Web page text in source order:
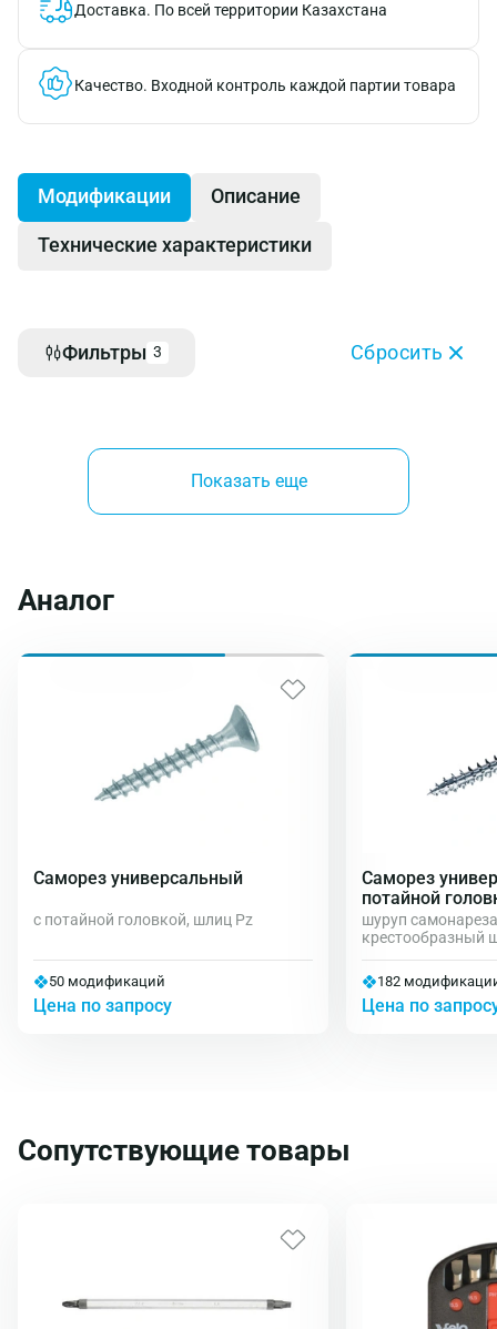
Доставка. По всей территории Казахстана
Качество. Входной контроль каждой партии товара
Модификации Описание
Технические характеристики
Фильтры 3 Сбросить
Показать еще
Аналог
Саморез универсальный
с потайной головкой, шлиц Pz
50 модификаций
Цена по запросу
Саморез
потайной
шуруп
крестообразный
182
Цена по
Сопутствующие товары